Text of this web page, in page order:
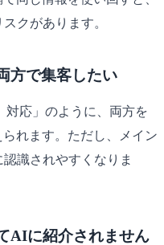
クがあります。
方で集客したい
対応」のように、両方を
れます。ただし、メイン
識されやすくなりま
AIに紹介されません